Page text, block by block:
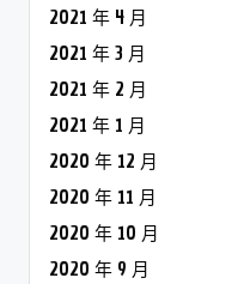
2021 年 4 月
2021 年 3 月
2021 年 2 月
2021 年 1 月
2020 年 12 月
2020 年 11 月
2020 年 10 月
2020 年 9 月